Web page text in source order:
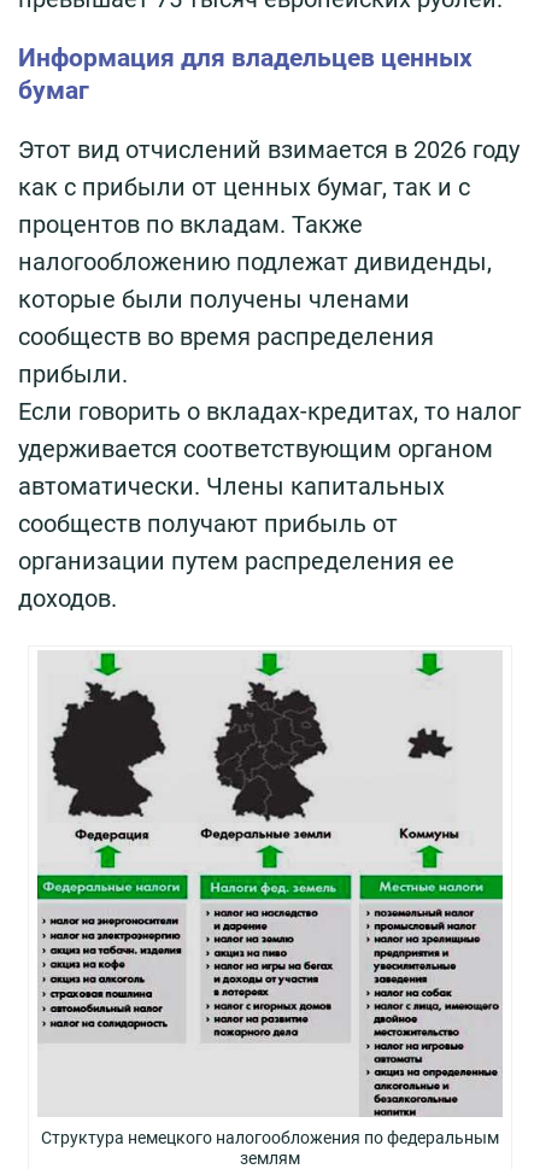
Информация для владельцев ценных
бумаг
Этот вид отчислений взимается в 2026 году
как с прибыли от ценных бумаг, так и с
процентов по вкладам. Также
налогообложению подлежат дивиденды,
которые были получены членами
сообществ во время распределения
прибыли.
Если говорить о вкладах-кредитах, то налог
удерживается соответствующим органом
автоматически. Члены капитальных
сообществ получают прибыль от
организации путем распределения ее
доходов.
Структура немецкого налогообложения по федеральным
землям